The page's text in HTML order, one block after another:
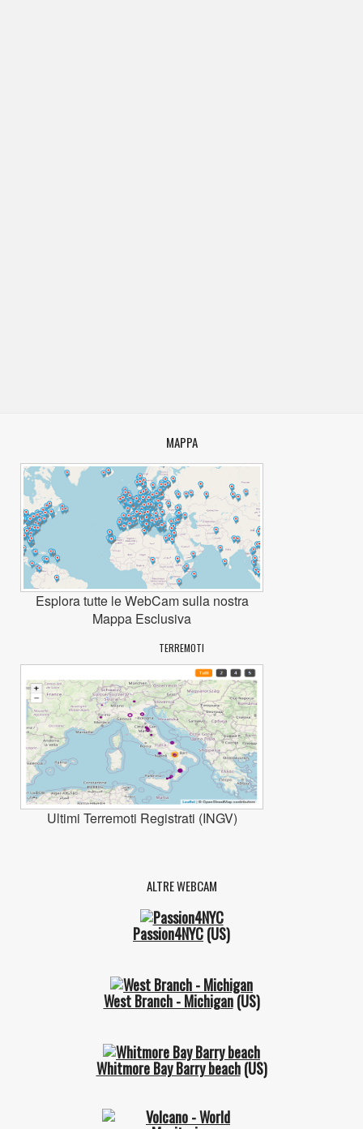
MAPPA
Esplora tutte le WebCam sulla nostra
Mappa Esclusiva
TERREMOTI
Ultimi Terremoti Registrati (INGV)
ALTRE WEBCAM
Passion4NYC(US)
West Branch - Michigan(US)
Whitmore Bay Barry beach(US)